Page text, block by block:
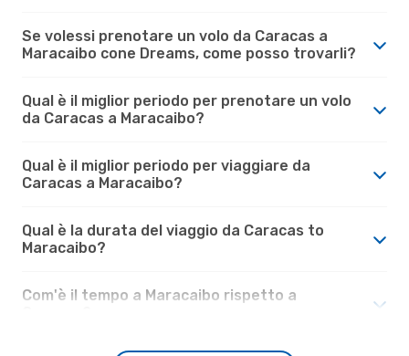
Se volessi prenotare un volo da Caracas a
Maracaibo cone Dreams, come posso trovarli?
Qual è il miglior periodo per prenotare un volo
da Caracas a Maracaibo?
Qual è il miglior periodo per viaggiare da
Caracas a Maracaibo?
Qual è la durata del viaggio da Caracas to
Maracaibo?
Com'è il tempo a Maracaibo rispetto a